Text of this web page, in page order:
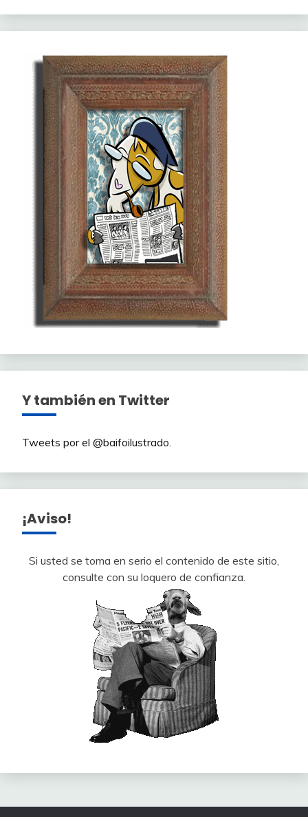
Y también en Twitter
Tweets por el @baifoilustrado.
¡Aviso!
Si usted se toma en serio el contenido de este sitio,
consulte con su loquero de confianza.